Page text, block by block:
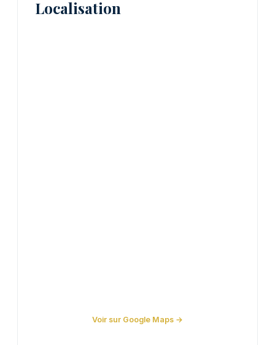
Localisation
Voir sur Google Maps →